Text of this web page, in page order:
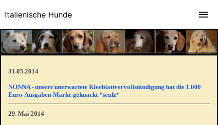
31.05.2014
NONNA - unsere unerwartete Kleeblattvervollständigung hat die 1.000
Euro-Ausgaben-Marke geknackt *seufz*
29. Mai 2014
Italienische Hunde